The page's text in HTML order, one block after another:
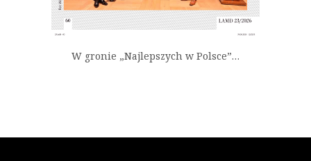
W gronie „Najlepszych w Polsce”…